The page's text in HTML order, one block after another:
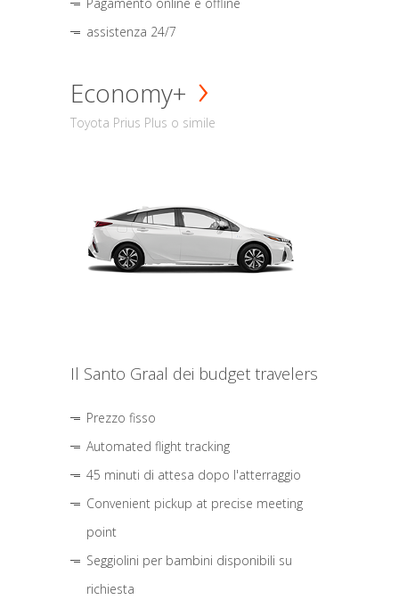
assistenza 24/7
Economy+
Toyota Prius Plus o simile
Il Santo Graal dei budget travelers
Prezzo fisso
Automated flight tracking
45 minuti di attesa dopo l'atterraggio
Convenient pickup at precise meeting
point
Seggiolini per bambini disponibili su
richiesta